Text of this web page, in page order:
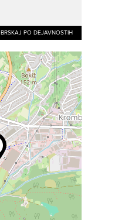
BRSKAJ PO DEJAVNOSTIH